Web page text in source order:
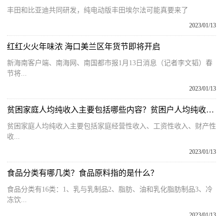
丰田和比亚迪共同研发，纯电动版丰田埃尔法可能真要来了
2023/01/13
红红火火年味浓 海口美兰区年货节即将开启
新海南客户端、南海网、南国都市报1月13日消息（记者李文韬）春
节将...
2023/01/13
贫困家庭人均纯收入主要包括哪些内容？贫困户人均纯收入计算方法
贫困家庭人均纯收入主要包括家庭经营性收入、工资性收入、财产性
收...
2023/01/13
食品分类有哪几类？食品原料指的是什么？
食品分类有16类：1、乳与乳制品2、脂肪、油和乳化脂肪制品3、冷
冻饮...